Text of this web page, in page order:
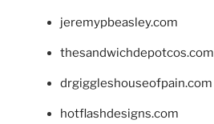
jeremypbeasley.com
thesandwichdepotcos.com
drgiggleshouseofpain.com
hotflashdesigns.com